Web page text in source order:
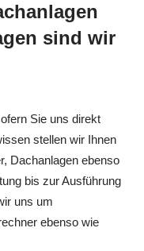
sind wir
Sie uns direkt
stellen wir Ihnen
Dachanlagen ebenso
bis zur Ausführung
uns um
ebenso wie